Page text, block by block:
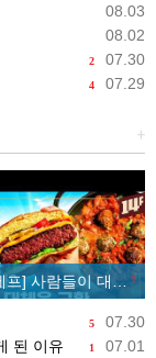
08.03
08.02
2 07.30
4 07.29
+
1
이 대체육을 안 먹게 된 이유
5 07.30
1 07.01
된 이유